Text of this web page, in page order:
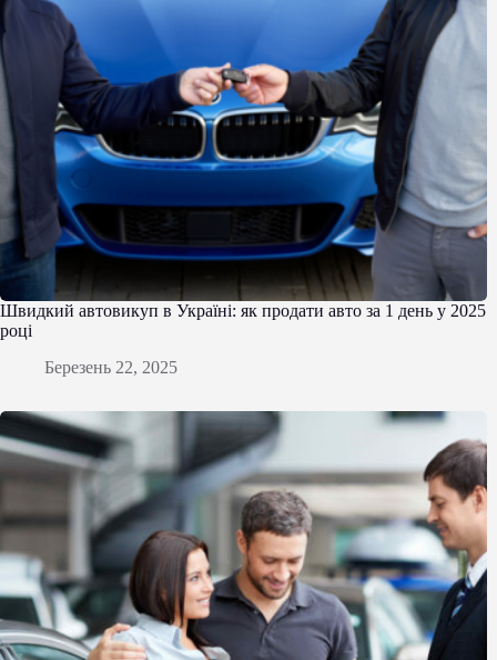
Швидкий автовикуп в Україні: як продати авто за 1 день у 2025
році
Березень 22, 2025